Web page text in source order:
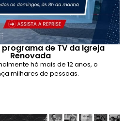
de TV da Igreja
Renovada
há mais de 12 anos, o
milhares de pessoas.